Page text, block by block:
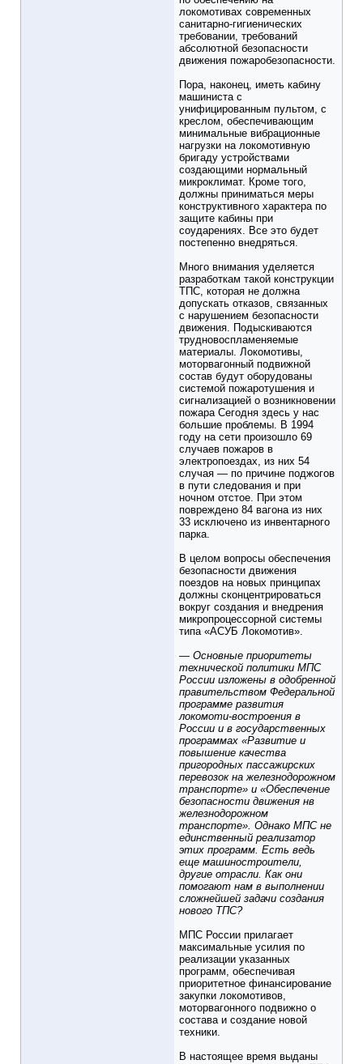
локомотивах современных
санитарно-гигиенических
требовании, требований
абсолютной безопасности
движения пожаробезопасности.
Пора, наконец, иметь кабину
машиниста с
унифицированным пультом, с
креслом, обеспечивающим
минимальные вибрационные
нагрузки на локомотивную
бригаду устройствами
создающими нормальный
микроклимат. Кроме того,
должны приниматься меры
конструктивного характера по
защите кабины при
соударениях. Все это будет
постепенно внедряться.
Много внимания уделяется
разработкам такой конструкции
ТПС, которая не должна
допускать отказов, связанных
с нарушением безопасности
движения. Подыскиваются
трудновоспламеняемые
материалы. Локомотивы,
моторвагонный подвижной
состав будут оборудованы
системой пожаротушения и
сигнализацией о возникновении
пожара Сегодня здесь у нас
большие проблемы. В 1994
году на сети произошло 69
случаев пожаров в
электропоездах, из них 54
случая — по причине поджогов
в пути следования и при
ночном отстое. При этом
повреждено 84 вагона из них
33 исключено из инвентарного
парка.
В целом вопросы обеспечения
безопасности движения
поездов на новых принципах
должны сконцентрироваться
вокруг создания и внедрения
микропроцессорной системы
типа «АСУБ Локомотив».
— Основные приоритеты
технической политики МПС
России изложены в одобренной
правительством Федеральной
программе развития
локомоти-востроения в
России и в государственных
программах «Развитие и
повышение качества
пригородных пассажирских
перевозок на железнодорожном
транспорте» и «Обеспечение
безопасности движения нв
железнодорожном
транспорте». Однако МПС не
единственный реализатор
этих программ. Есть ведь
еще машиностроители,
другие отрасли. Как они
помогают нам в выполнении
сложнейшей задачи создания
нового ТПС?
МПС России прилагает
максимальные усилия по
реализации указанных
программ, обеспечивая
приоритетное финансирование
закупки локомотивов,
моторвагонного подвижно о
состава и создание новой
техники.
В настоящее время выданы